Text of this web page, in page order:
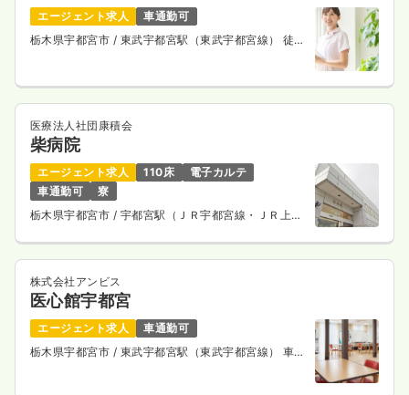
エージェント求人
車通勤可
栃木県宇都宮市 / 東武宇都宮駅（東武宇都宮線） 徒歩
医療法人社団康積会
柴病院
エージェント求人 110床
電子カルテ
車通勤可
寮
栃木県宇都宮市 / 宇都宮駅（ＪＲ宇都宮線・ＪＲ上野
株式会社アンビス
医心館宇都宮
エージェント求人
車通勤可
栃木県宇都宮市 / 東武宇都宮駅（東武宇都宮線） 車